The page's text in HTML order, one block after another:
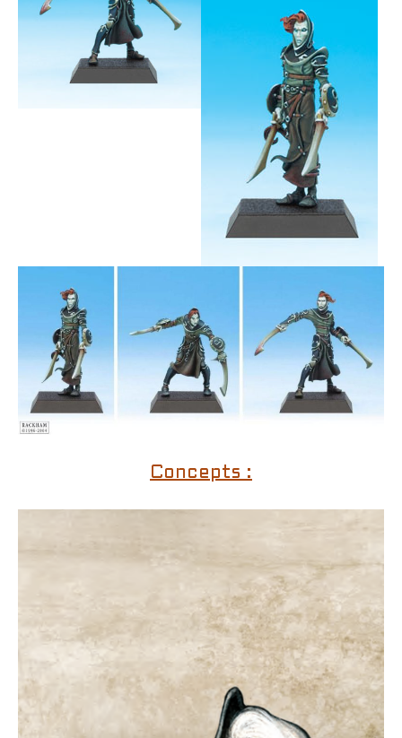
Concepts :